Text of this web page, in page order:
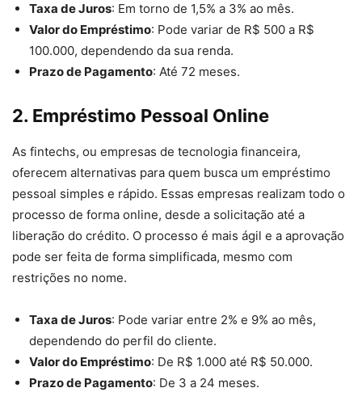
Taxa de Juros: Em torno de 1,5% a 3% ao mês.
Valor do Empréstimo: Pode variar de R$ 500 a R$
100.000, dependendo da sua renda.
Prazo de Pagamento: Até 72 meses.
2. Empréstimo Pessoal Online
As fintechs, ou empresas de tecnologia financeira,
oferecem alternativas para quem busca um empréstimo
pessoal simples e rápido. Essas empresas realizam todo o
processo de forma online, desde a solicitação até a
liberação do crédito. O processo é mais ágil e a aprovação
pode ser feita de forma simplificada, mesmo com
restrições no nome.
Taxa de Juros: Pode variar entre 2% e 9% ao mês,
dependendo do perfil do cliente.
Valor do Empréstimo: De R$ 1.000 até R$ 50.000.
Prazo de Pagamento: De 3 a 24 meses.